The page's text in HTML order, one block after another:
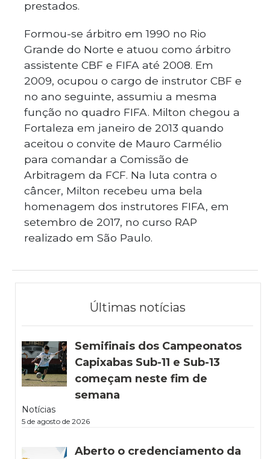
prestados.
Formou-se árbitro em 1990 no Rio
Grande do Norte e atuou como árbitro
assistente CBF e FIFA até 2008. Em
2009, ocupou o cargo de instrutor CBF e
no ano seguinte, assumiu a mesma
função no quadro FIFA. Milton chegou a
Fortaleza em janeiro de 2013 quando
aceitou o convite de Mauro Carmélio
para comandar a Comissão de
Arbitragem da FCF. Na luta contra o
câncer, Milton recebeu uma bela
homenagem dos instrutores FIFA, em
setembro de 2017, no curso RAP
realizado em São Paulo.
Últimas notícias
Semifinais dos Campeonatos
Capixabas Sub-11 e Sub-13
começam neste fim de
semana
Notícias
5 de agosto de 2026
Aberto o credenciamento da